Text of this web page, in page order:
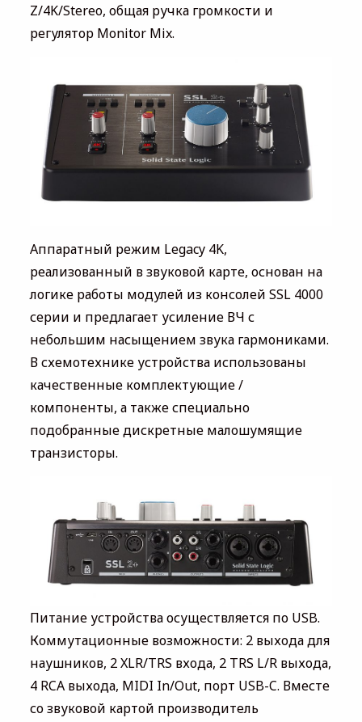
Z/4K/Stereo, общая ручка громкости и
регулятор Monitor Mix.
Аппаратный режим Legacy 4K,
реализованный в звуковой карте, основан на
логике работы модулей из консолей SSL 4000
серии и предлагает усиление ВЧ с
небольшим насыщением звука гармониками.
В схемотехнике устройства использованы
качественные комплектующие /
компоненты, а также специально
подобранные дискретные малошумящие
транзисторы.
Питание устройства осуществляется по USB.
Коммутационные возможности: 2 выхода для
наушников, 2 XLR/TRS входа, 2 TRS L/R выхода,
4 RCA выхода, MIDI In/Out, порт USB-C. Вместе
со звуковой картой производитель